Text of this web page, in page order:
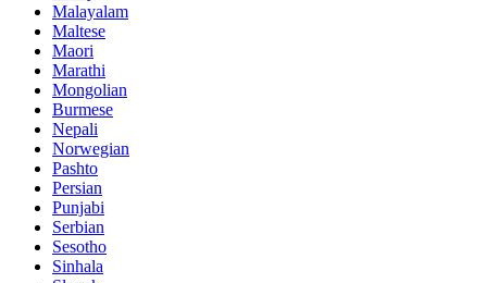
Malayalam
Maltese
Maori
Marathi
Mongolian
Burmese
Nepali
Norwegian
Pashto
Persian
Punjabi
Serbian
Sesotho
Sinhala